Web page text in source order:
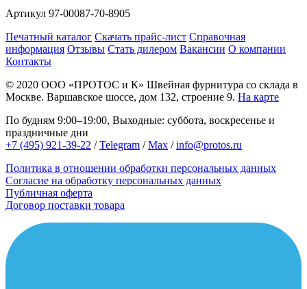
Артикул 97-00087-70-8905
Печатный каталог Скачать прайс-лист Справочная
информация Отзывы Стать дилером Вакансии О компании
Контакты
© 2020 ООО «ПРОТОС и К» Швейная фурнитура со склада в
Москве. Варшавское шоссе, дом 132, строение 9. На карте
По будням 9:00–19:00, Выходные: суббота, воскресенье и
праздничные дни
+7 (495) 921-39-22 /Telegram /Max /info@protos.ru
Политика в отношении обработки персональных данных
Согласие на обработку персональных данных
Публичная оферта
Договор поставки товара